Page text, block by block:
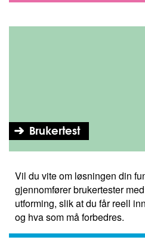
Brukertest
Vil du vite om løsningen din
gjennomfører brukertester
utforming, slik at du får reell
og hva som må forbedres.